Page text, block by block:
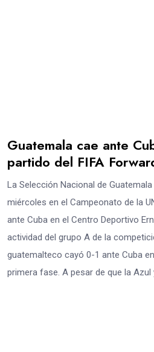
Guatemala cae ante
partido del FIFA
La Selección Nacional de
miércoles en el Campeonato de la
ante Cuba en el Centro Deportivo
actividad del grupo A de la
guatemalteco cayó 0-1 ante Cuba
primera fase. A pesar de que la Azul